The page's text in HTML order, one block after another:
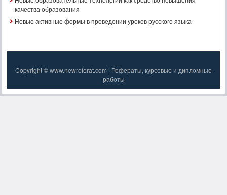
качества образования
Новые активные формы в проведении уроков русского языка
Copyright © www.newreferat.com | Рефераты, курсовые и дипломные
работы